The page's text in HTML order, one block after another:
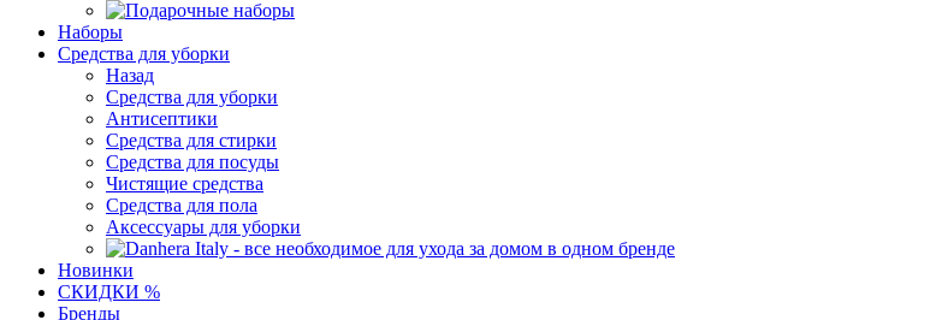
Наборы
Средства для уборки
Назад
Средства для уборки
Антисептики
Средства для стирки
Средства для посуды
Чистящие средства
Средства для пола
Аксессуары для уборки
Новинки
СКИДКИ %
Бренды